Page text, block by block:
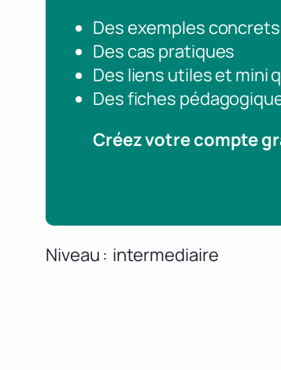
Des exemples concrets
Des cas pratiques
Des liens utiles et mini
Des fiches
Créez votre compte
Niveau intermediaire